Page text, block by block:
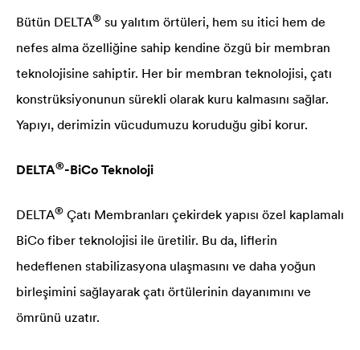
Bütün DELTA® su yalıtım örtüleri, hem su itici hem de
nefes alma özelliğine sahip kendine özgü bir membran
teknolojisine sahiptir. Her bir membran teknolojisi, çatı
konstrüksiyonunun sürekli olarak kuru kalmasını sağlar.
Yapıyı, derimizin vücudumuzu koruduğu gibi korur.
DELTA®-BiCo Teknoloji
DELTA® Çatı Membranları çekirdek yapısı özel kaplamalı
BiCo fiber teknolojisi ile üretilir. Bu da, liflerin
hedeflenen stabilizasyona ulaşmasını ve daha yoğun
birleşimini sağlayarak çatı örtülerinin dayanımını ve
ömrünü uzatır.